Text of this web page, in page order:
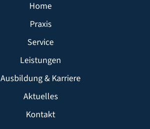
Home
Praxis
Service
Leistungen
Ausbildung & Karriere
Aktuelles
Kontakt